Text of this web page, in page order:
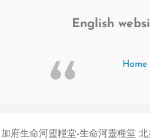
English
Home
加府生命河靈糧堂-生命河靈糧堂